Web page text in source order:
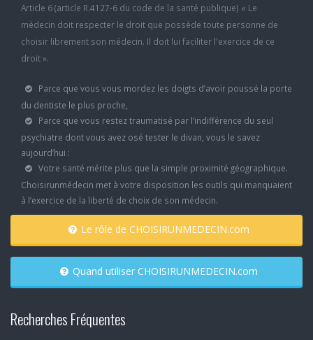
Article 6 (article R.4127-6 du code de la santé publique) « Le
médecin doit respecter le droit que possède toute personne de
choisir librement son médecin. Il doit lui faciliter l'exercice de ce
droit ».
Parce que vous vous mordez les doigts d’avoir poussé la porte
du dentiste le plus proche,
Parce que vous restez traumatisé par l’indifférence du seul
psychiatre dont vous avez osé tester le divan, vous le savez
aujourd’hui :
Votre santé mérite plus que la simple proximité géographique.
Choisirunmédecin met à votre disposition les outils qui manquaient
à l’exercice de la liberté de choix de son médecin.
Le rôle de CHOISIRUNMEDECIN.com
Quand utiliser CHOISIRUNMEDECIN.com
Recherches Fréquentes